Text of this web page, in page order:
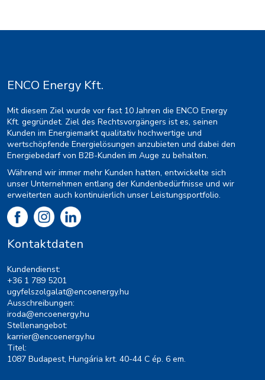
ENCO Energy Kft.
Mit diesem Ziel wurde vor fast 10 Jahren die ENCO Energy
Kft. gegründet. Ziel des Rechtsvorgängers ist es, seinen
Kunden im Energiemarkt qualitativ hochwertige und
wertschöpfende Energielösungen anzubieten und dabei den
Energiebedarf von B2B-Kunden im Auge zu behalten.
Während wir immer mehr Kunden hatten, entwickelte sich
unser Unternehmen entlang der Kundenbedürfnisse und wir
erweiterten auch kontinuierlich unser Leistungsportfolio.
Kontaktdaten
Kundendienst:
+36 1 789 5201
ugyfelszolgalat@encoenergy.hu
Ausschreibungen:
iroda@encoenergy.hu
Stellenangebot:
karrier@encoenergy.hu
Titel:
1087 Budapest, Hungária krt. 40-44 C ép. 6 em.